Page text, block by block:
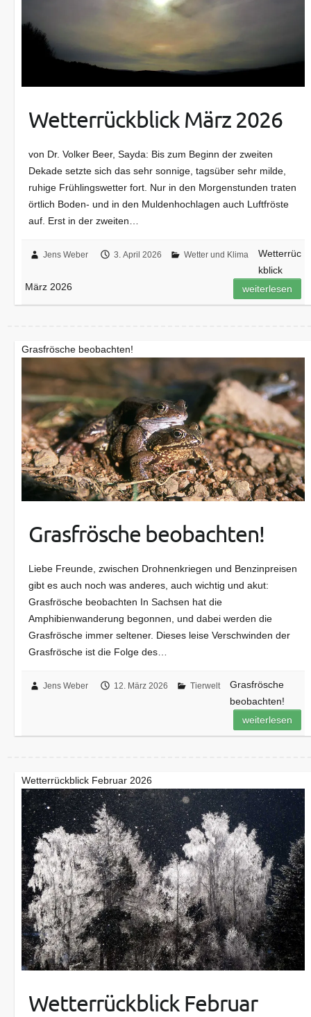
Wetterrückblick März 2026
von Dr. Volker Beer, Sayda: Bis zum Beginn der zweiten
Dekade setzte sich das sehr sonnige, tagsüber sehr milde,
ruhige Frühlingswetter fort. Nur in den Morgenstunden traten
örtlich Boden- und in den Muldenhochlagen auch Luftfröste
auf. Erst in der zweiten…
Jens Weber 3. April 2026 Wetter und Klima
Wetterrüc
kblick
März 2026
weiterlesen
Grasfrösche beobachten!
Grasfrösche beobachten!
Liebe Freunde, zwischen Drohnenkriegen und Benzinpreisen
gibt es auch noch was anderes, auch wichtig und akut:
Grasfrösche beobachten In Sachsen hat die
Amphibienwanderung begonnen, und dabei werden die
Grasfrösche immer seltener. Dieses leise Verschwinden der
Grasfrösche ist die Folge des…
Jens Weber 12. März 2026 Tierwelt
Grasfrösche
beobachten!
weiterlesen
Wetterrückblick Februar 2026
Wetterrückblick Februar